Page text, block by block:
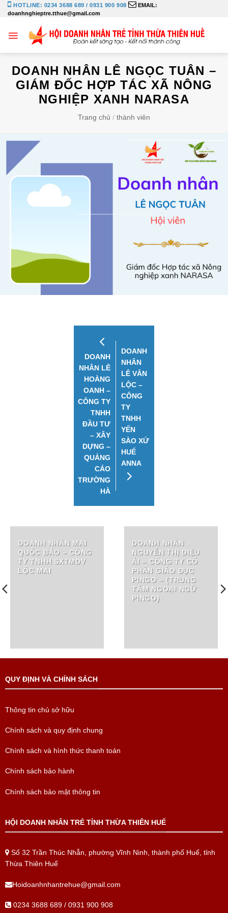
Bỏ
qua
dung
HOTLINE: 0234 3688 689 / 0931 900 908
EMAIL:
doanhnghieptre.tthue@gmail.com
DOANH NHÂN LÊ NGỌC TUÂN –
GIÁM ĐỐC HỢP TÁC XÃ NÔNG
NGHIỆP XANH NARASA
Trang chủ / thành viên
DOANH
NHÂN LÊ
HOÀNG
OANH –
CÔNG TY
TNHH
ĐẦU TƯ
– XÂY
DỰNG –
QUẢNG
CÁO
TRƯỜNG
HÀ
DOANH
NHÂN
LÊ VĂN
LỘC –
CÔNG
TY
TNHH
YẾN
SÀO XỨ
HUẾ
ANNA
DOANH NHÂN MAI
QUỐC BẢO – CÔNG
TY TNHH SXTMDV
LỘC MAI
DOANH NHÂN
NGUYỄN THỊ DIỆU
ÁI – CÔNG TY CỔ
PHẦN GIÁO DỤC
PINGO – (TRUNG
TÂM NGOẠI NGỮ
PINGO)
QUY ĐỊNH VÀ CHÍNH SÁCH
Thông tin chủ sở hữu
Chính sách và quy định chung
Chính sách và hình thức thanh toán
Chính sách bảo hành
Chính sách bảo mật thông tin
HỘI DOANH NHÂN TRẺ TỈNH THỪA THIÊN HUẾ
Số 32 Trần Thúc Nhẫn, phường Vĩnh Ninh, thành phố Huế, tỉnh
Thừa Thiên Huế
Hoidoanhnhantrehue@gmail.com
0234 3688 689 / 0931 900 908